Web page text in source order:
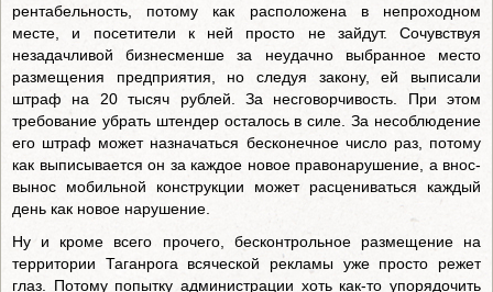
рентабельность, потому как расположена в непроходном
месте, и посетители к ней просто не зайдут. Сочувствуя
незадачливой бизнесменше за неудачно выбранное место
размещения предприятия, но следуя закону, ей выписали
штраф на 20 тысяч рублей. За несговорчивость. При этом
требование убрать штендер осталось в силе. За несоблюдение
его штраф может назначаться бесконечное число раз, потому
как выписывается он за каждое новое правонарушение, а внос-
вынос мобильной конструкции может расцениваться каждый
день как новое нарушение.
Ну и кроме всего прочего, бесконтрольное размещение на
территории Таганрога всяческой рекламы уже просто режет
глаз. Потому попытку администрации хоть как-то упорядочить